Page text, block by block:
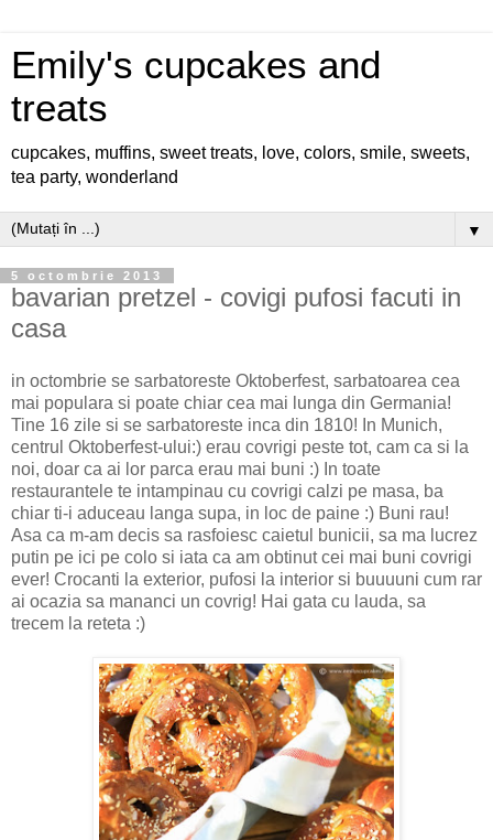
Emily's cupcakes and
treats
cupcakes, muffins, sweet treats, love, colors, smile, sweets,
tea party, wonderland
▼
5 octombrie 2013
bavarian pretzel - covigi pufosi facuti in
casa
in octombrie se sarbatoreste Oktoberfest, sarbatoarea cea
mai populara si poate chiar cea mai lunga din Germania!
Tine 16 zile si se sarbatoreste inca din 1810! In Munich,
centrul Oktoberfest-ului:) erau covrigi peste tot, cam ca si la
noi, doar ca ai lor parca erau mai buni :) In toate
restaurantele te intampinau cu covrigi calzi pe masa, ba
chiar ti-i aduceau langa supa, in loc de paine :) Buni rau!
Asa ca m-am decis sa rasfoiesc caietul bunicii, sa ma lucrez
putin pe ici pe colo si iata ca am obtinut cei mai buni covrigi
ever! Crocanti la exterior, pufosi la interior si buuuuni cum rar
ai ocazia sa mananci un covrig! Hai gata cu lauda, sa
trecem la reteta :)